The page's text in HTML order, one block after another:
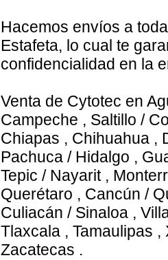
Hacemos envíos a
Estafeta, lo cual te
confidencialidad en la
Venta de Cytotec en
Campeche , Saltillo /
Chiapas , Chihuahua ,
Pachuca / Hidalgo ,
Tepic / Nayarit ,
Querétaro , Cancún /
Culiacán / Sinaloa ,
Tlaxcala , Tamaulipas
Zacatecas .